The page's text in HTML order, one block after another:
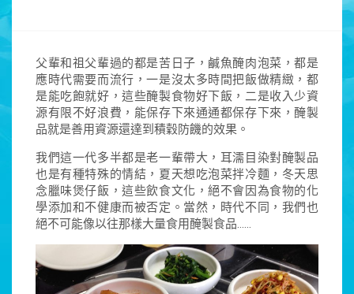
父輩和祖父輩過的都是苦日子，鹹魚醃肉泡菜，都是
應時代需要而流行，一是沒太多時間把飯做精緻，都
是能吃飽就好，這些醃製食物好下飯，二是收入少資
源有限不好浪費，能保存下來通通都保存下來，醃製
品就是善用資源還達到積穀防饑的效果。
我們這一代多半都是老一輩帶大，耳濡目染對醃製品
也是有種特殊的情結，夏天想吃泡菜拌冷麵，冬天思
念臘味煲仔飯，這些飲食文化，絕不會因為食物的化
學添加和不健康而被否定。當然，時代不同，我們也
絕不可能像以往那樣大量食用醃製食品……